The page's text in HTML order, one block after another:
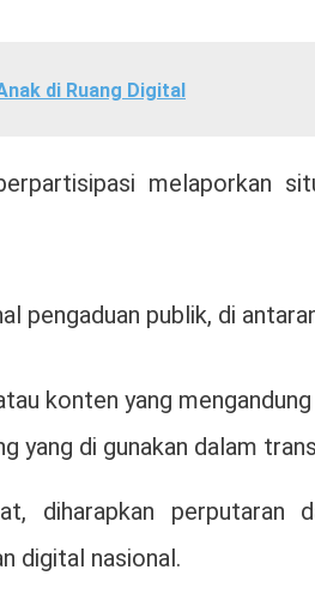
di Ruang Digital
melaporkan
pengaduan publik, di
konten yang mengandung
yang di gunakan dalam
diharapkan
digital nasional.